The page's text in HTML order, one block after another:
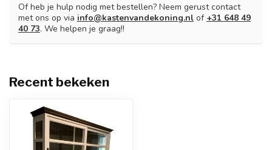
Of heb je hulp nodig met bestellen? Neem gerust contact
met ons op via info@kastenvandekoning.nl of +31 648 49
40 73. We helpen je graag!!
Recent bekeken